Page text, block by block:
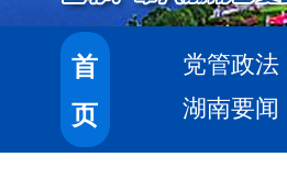
首
页
党管政法
湖南要闻